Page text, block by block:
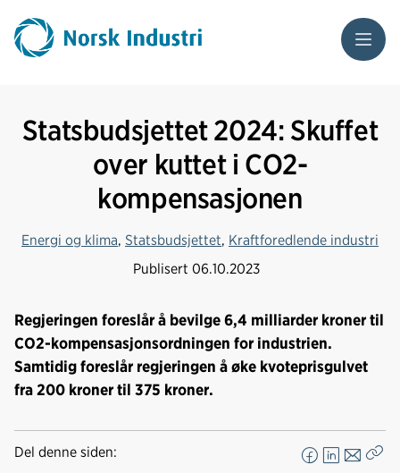
Meny
Statsbudsjettet 2024: Skuffet
over kuttet i CO2-
kompensasjonen
Energi og klima, Statsbudsjettet, Kraftforedlende industri
Publisert 06.10.2023
Regjeringen foreslår å bevilge 6,4 milliarder kroner til
CO2-kompensasjonsordningen for industrien.
Samtidig foreslår regjeringen å øke kvoteprisgulvet
fra 200 kroner til 375 kroner.
Del denne siden:
F
L
E